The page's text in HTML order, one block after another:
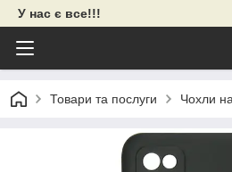
У нас є все!!!
Товари та послуги Чохли